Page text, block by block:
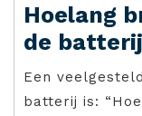
Hoelang
de
Een
batterij is: